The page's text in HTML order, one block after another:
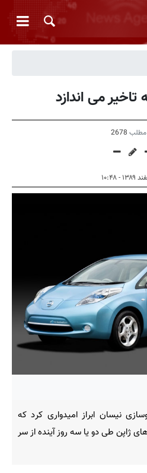
می اندازد
مطلب 2678
نیسان ابراز امیدواری كرد كه
ژاپن طی دو یا سه روز آینده از سر